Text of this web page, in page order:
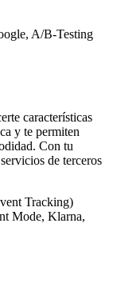
A/B-Testing
características
y te permiten
Con tu
de terceros
Tracking)
Mode, Klarna,